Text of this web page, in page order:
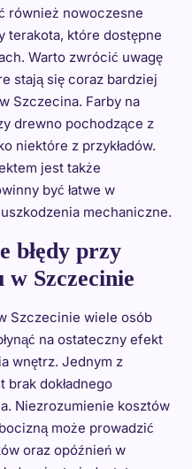
również nowoczesne
terakota, które dostępne
Warto zwrócić uwagę
stają się coraz bardziej
Szczecina. Farby na
drewno pochodzące z
niektóre z przykładów.
jest także
być łatwe w
mechaniczne.
błędy przy
Szczecinie
Szczecinie wiele osób
na ostateczny efekt
wnętrz. Jednym z
dokładnego
Niezrozumienie kosztów
może prowadzić
oraz opóźnień w